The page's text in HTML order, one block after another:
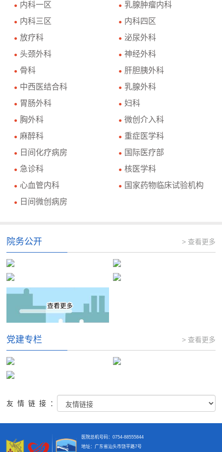
● 内科一区 ● 乳腺肿瘤内科
● 内科三区 ● 内科四区
● 放疗科 ● 泌尿外科
● 头颈外科 ● 神经外科
● 骨科 ● 肝胆胰外科
● 中西医结合科 ● 乳腺外科
● 胃肠外科 ● 妇科
● 胸外科 ● 微创介入科
● 麻醉科 ● 重症医学科
● 日间化疗病房 ● 国际医疗部
● 急诊科 ● 核医学科
● 心血管内科 ● 国家药物临床试验机构
● 日间微创病房
院务公开 > 查看更多
党建专栏 > 查看更多
友情链接：
医院总机号码：0754-88555844
地址：广东省汕头市饶平路7号